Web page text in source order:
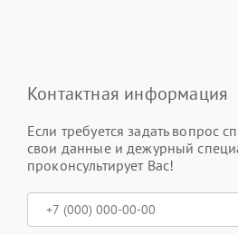
Контактная информация
Если требуется задать вопрос
свои данные и дежурный
проконсультирует Вас!